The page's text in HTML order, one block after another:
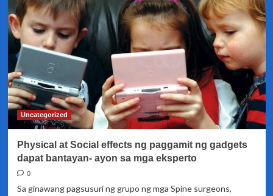
bang
klaseng
langis
ang
okay
sa
na
katawan?
Uncategorized
Physical at Social effects ng paggamit ng gadgets
dapat bantayan- ayon sa mga eksperto
0
Sa ginawang pagsusuri ng grupo ng mga Spine surgeons,